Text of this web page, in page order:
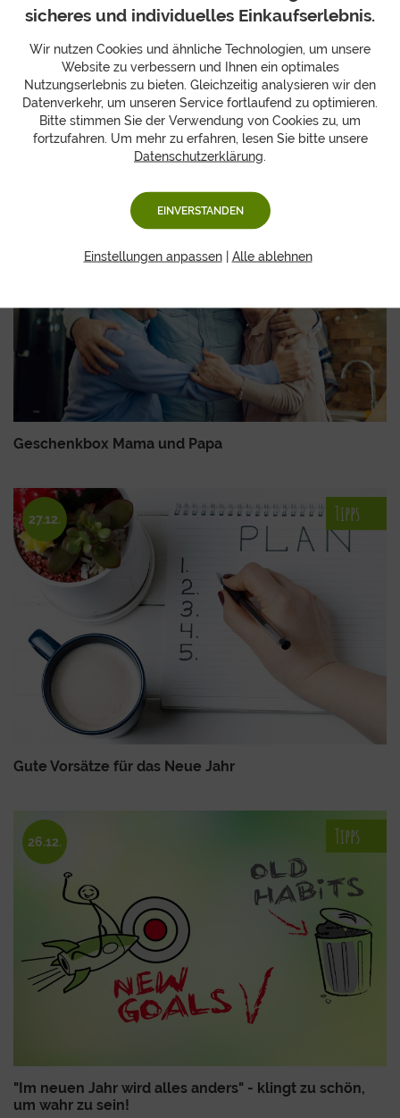
Sommerzeit – Gartenzeit
Geschenkbox Mama und Papa
27.12. Tipps
Gute Vorsätze für das Neue Jahr
26.12. Tipps
"Im neuen Jahr wird alles anders" - klingt zu schön,
um wahr zu sein!
sicheres und individuelles Einkaufserlebnis.
Wir nutzen Cookies und ähnliche Technologien, um unsere
Website zu verbessern und Ihnen ein optimales
Nutzungserlebnis zu bieten. Gleichzeitig analysieren wir den
Datenverkehr, um unseren Service fortlaufend zu optimieren.
Bitte stimmen Sie der Verwendung von Cookies zu, um
fortzufahren. Um mehr zu erfahren, lesen Sie bitte unsere
Datenschutzerklärung.
EINVERSTANDEN
Einstellungen anpassen| Alle ablehnen